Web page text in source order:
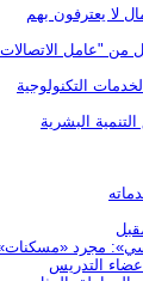
لا يعترفون بهم
من "عامل
التكنولوجية
البشرية
مجرد
التدريس